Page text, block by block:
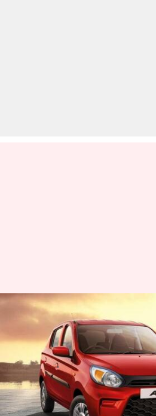
40 साल पुराने
उत्पादन बंद करेगी
होता है इस्तेमाल
लेखन अविनाश Sep 20, 2022 07:21 pm
क्या है खबर?